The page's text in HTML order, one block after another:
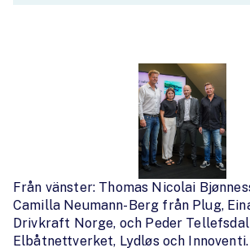
Från vänster: Thomas Nicolai
Camilla Neumann-Berg från Plug,
Drivkraft Norge, och Peder
Elbåtnettverket, Lydløs och Innoventi.